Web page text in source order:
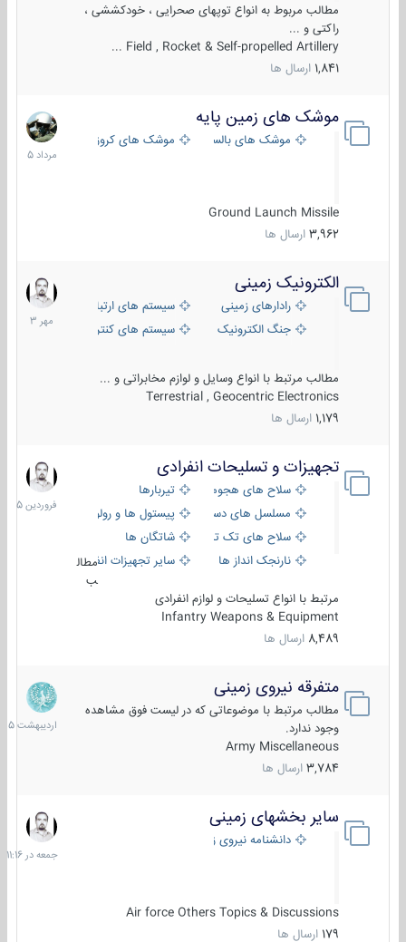
مطالب مربوط به انواع توپهای صحرایی ، خودکششی ،
راکتی و ...
Field , Rocket & Self-propelled Artillery ...
1,841 ارسال ها
موشک های زمین پایه
موشک های بالستیک موشک های کروز
Ground Launch Missile
3,962 ارسال ها
2
مرداد
1405
الکترونیک زمینی
رادارهای زمینی
سیستم های ارتباطی و جمع آوری
جنگ الکترونیک
سیستم های کنترل آتش و تجهیزات
مطالب مرتبط با انواع وسایل و لوازم مخابراتی و ...
Terrestrial , Geocentric Electronics
1,179 ارسال ها
1
مهر
1403
تجهیزات و تسلیحات انفرادی
سلاح های هجومی
تیربارها
مسلسل های دستی
پیستول ها و رولورها
سلاح های تک تیر اندازیشاتگان ها
نارنجک انداز ها
سایر تجهیزات انفرادی
مطال
ب
مرتبط با انواع تسلیحات و لوازم انفرادی
Infantry Weapons & Equipment
8,489 ارسال ها
17
فروردین
1405
متفرقه نیروی زمینی
مطالب مرتبط با موضوعاتی که در لیست فوق مشاهده
وجود ندارد.
Army Miscellaneous
3,784 ارسال ها
27
1405
سایر بخشهای زمینی
دانشنامه نیروی زمینی
Air force Others Topics & Discussions
179 ارسال ها
جمعه
در
11:16